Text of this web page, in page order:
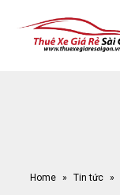
Home » Tin tức »